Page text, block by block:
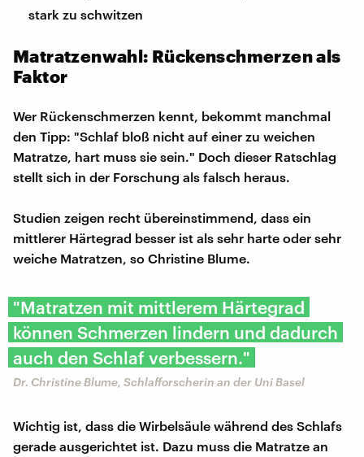
stark zu schwitzen
Matratzenwahl: Rückenschmerzen als
Faktor
Wer Rückenschmerzen kennt, bekommt manchmal
den Tipp: "Schlaf bloß nicht auf einer zu weichen
Matratze, hart muss sie sein." Doch dieser Ratschlag
stellt sich in der Forschung als falsch heraus.
Studien zeigen recht übereinstimmend, dass ein
mittlerer Härtegrad besser ist als sehr harte oder sehr
weiche Matratzen, so Christine Blume.
"Matratzen mit mittlerem Härtegrad
können Schmerzen lindern und dadurch
auch den Schlaf verbessern."
Dr. Christine Blume, Schlafforscherin an der Uni Basel
Wichtig ist, dass die Wirbelsäule während des Schlafs
gerade ausgerichtet ist. Dazu muss die Matratze an